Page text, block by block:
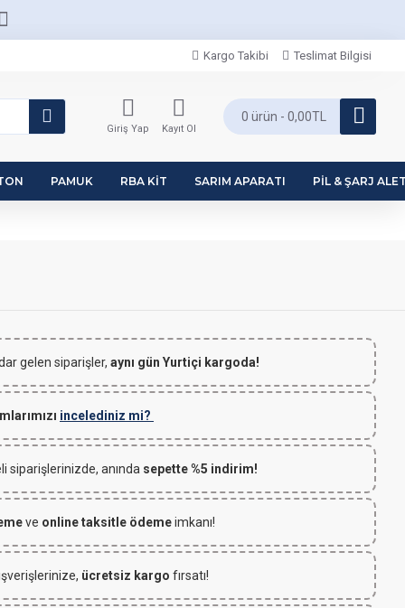
Kargo Takibi Teslimat Bilgisi
Giriş Yap Kayıt Ol
0 ürün - 0,00TL
PAMUK RBA KIT SARIM APARATI PIL & ŞARJ
gelen siparişler, aynı gün Yurtiçi kargoda!
incelediniz mi?
siparişlerinizde, anında sepette %5 indirim!
ve online taksitle ödemeimkanı!
ücretsiz kargo fırsatı!